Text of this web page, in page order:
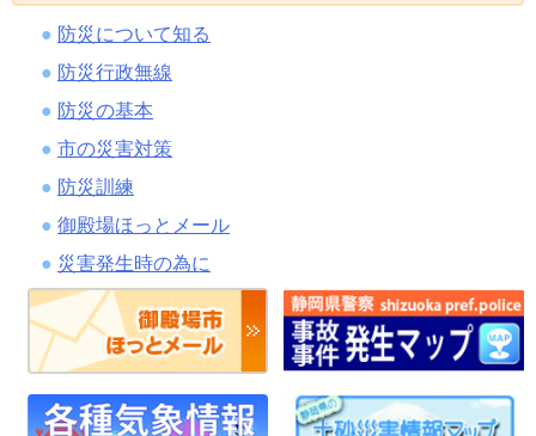
防災について知る
防災行政無線
防災の基本
市の災害対策
防災訓練
御殿場ほっとメール
災害発生時の為に